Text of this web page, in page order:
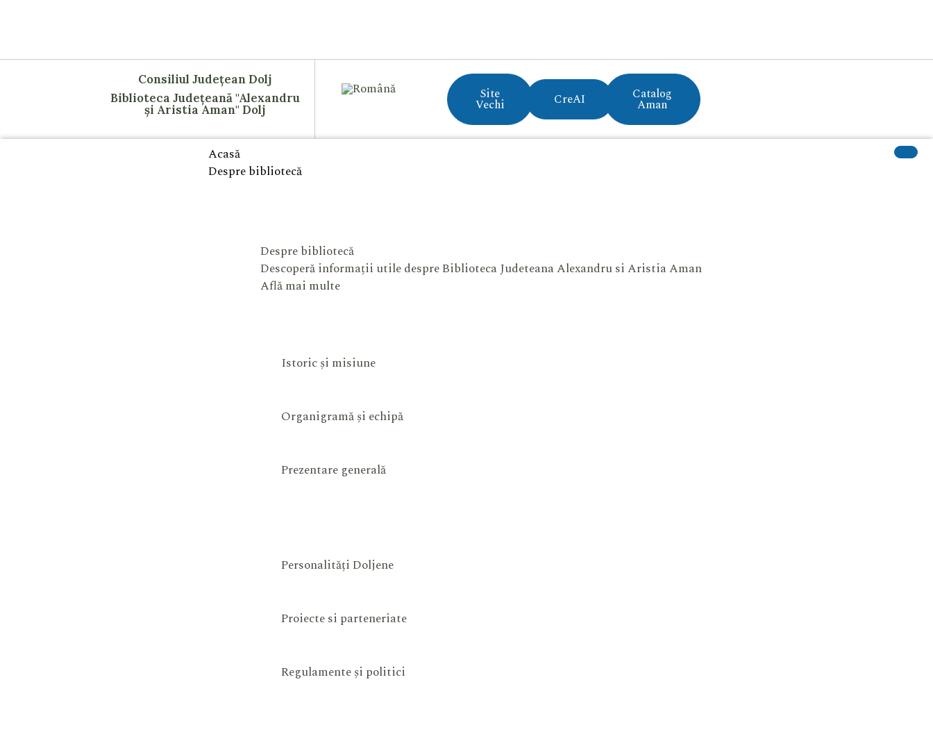
Consiliul Județean Dolj
Biblioteca Județeană "Alexandru
și Aristia Aman" Dolj
Site
Vechi CreAI Catalog
Aman
Acasă
Despre bibliotecă
Despre bibliotecă
Descoperă informații utile despre Biblioteca Judeteana Alexandru si Aristia Aman
Află mai multe
Istoric și misiune
Organigramă și echipă
Prezentare generală
Personalități Doljene
Proiecte si parteneriate
Regulamente și politici